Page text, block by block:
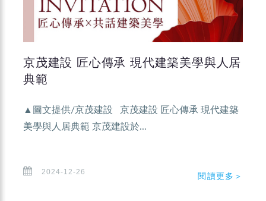
京茂建設 匠心傳承 現代建築美學與人居
典範
▲圖文提供/京茂建設 京茂建設 匠心傳承 現代建築
美學與人居典範 京茂建設於...
2024-12-26 閱讀更多＞